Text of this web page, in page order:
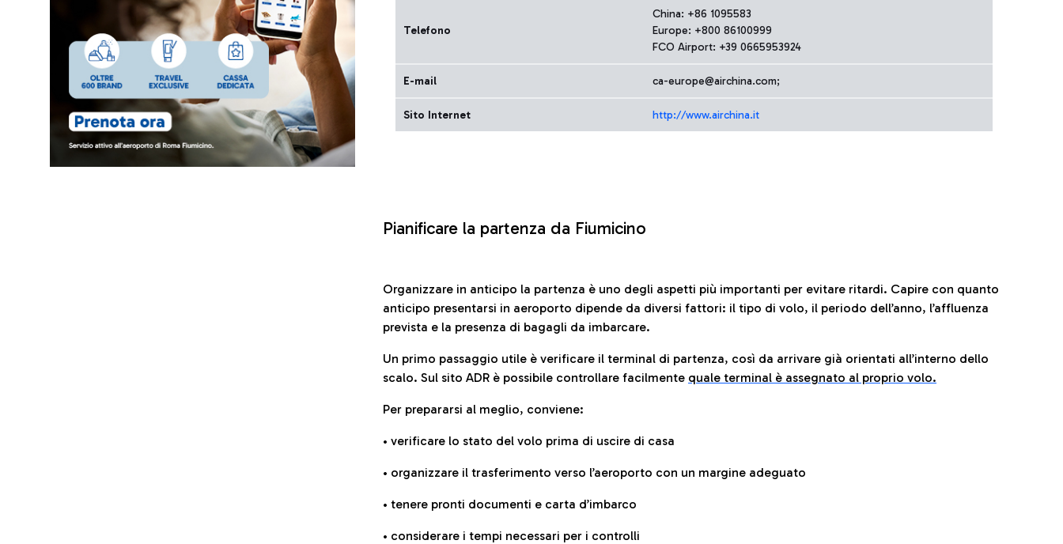
Telefono
China: +86 1095583
Europe: +800 86100999
FCO Airport: +39 0665953924
E-mail ca-europe@airchina.com;
Sito Internet http://www.airchina.it
Pianificare la partenza da Fiumicino
Organizzare in anticipo la partenza è uno degli aspetti più importanti per evitare ritardi. Capire con quanto
anticipo presentarsi in aeroporto dipende da diversi fattori: il tipo di volo, il periodo dell’anno, l’affluenza
prevista e la presenza di bagagli da imbarcare.
Un primo passaggio utile è verificare il terminal di partenza, così da arrivare già orientati all’interno dello
scalo. Sul sito ADR è possibile controllare facilmente quale terminal è assegnato al proprio volo.
Per prepararsi al meglio, conviene:
• verificare lo stato del volo prima di uscire di casa
• organizzare il trasferimento verso l’aeroporto con un margine adeguato
• tenere pronti documenti e carta d’imbarco
• considerare i tempi necessari per i controlli